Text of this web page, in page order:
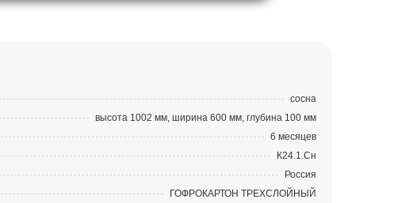
сосна
высота 1002 мм, ширина 600 мм, глубина 100 мм
6 месяцев
К24.1.Сн
Россия
ГОФРОКАРТОН ТРЕХСЛОЙНЫЙ